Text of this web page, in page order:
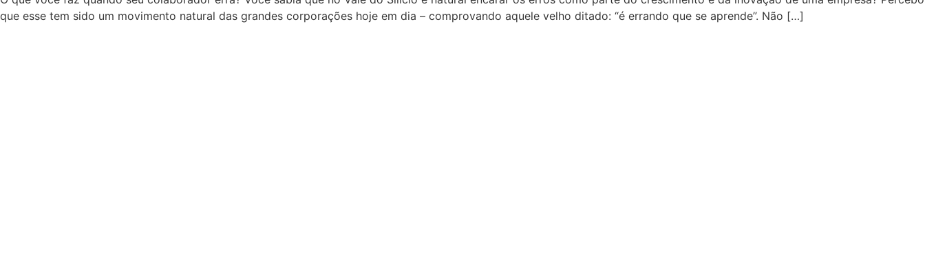
que esse tem sido um movimento natural das grandes corporações hoje em dia – comprovando aquele velho ditado: “é errando que se aprende”. Não […]